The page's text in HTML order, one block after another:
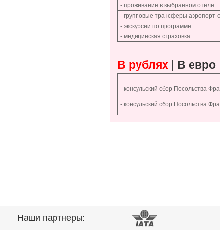
- проживание в выбранном отеле
- групповые трансферы аэропорт-
- экскурсии по программе
- медицинская страховка
В рублях В евро
- консульский сбор Посольства
- консульский сбор Посольства
Наши партнеры: